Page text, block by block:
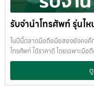
รับจำนำโทรศัพท์ รุ่นไ
ในปีนี้ตลาดมือถือมือสองยังคงคึ
โทรศัพท์ ได้ราคาดี โดยเฉพาะมือ
ตลาด หากคุณกำลังมองหาเงินด่
สะดวก ได้เงินไว และไม่ต้องขา
ว่า
โทรศัพท์รุ่นไหนบ้าง ที่รับจำ